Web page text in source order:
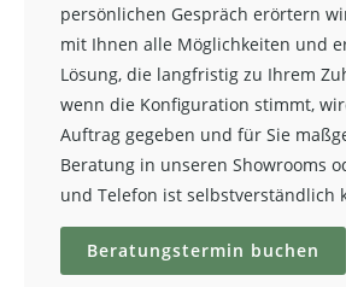
persönlichen Gespräch erörtern
mit Ihnen alle Möglichkeiten und
Lösung, die langfristig zu Ihrem
wenn die Konfiguration stimmt,
Auftrag gegeben und für Sie
Beratung in unseren Showrooms
und Telefon ist selbstverständlich
Beratungstermin buchen